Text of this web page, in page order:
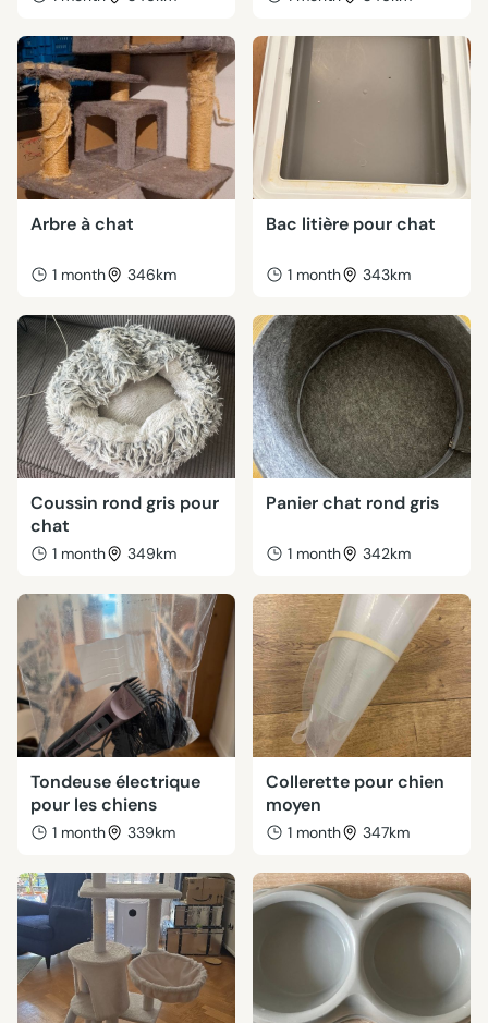
Arbre à chat
1 month 346km
Bac litière pour chat
1 month 343km
Coussin rond gris pour
chat
1 month 349km
Panier chat rond gris
1 month 342km
Tondeuse électrique
pour les chiens
1 month 339km
Collerette pour chien
moyen
1 month 347km